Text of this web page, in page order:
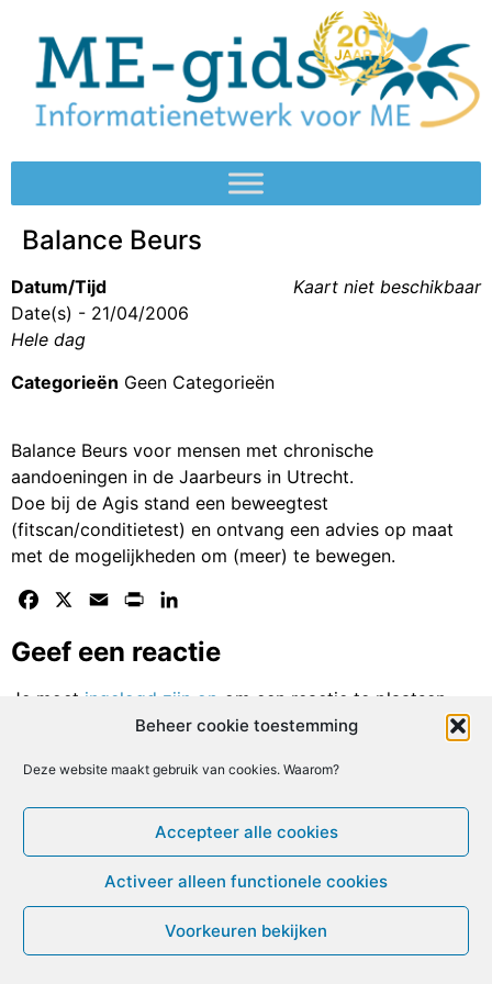
Beheer cookie toestemming
Deze website maakt gebruik van cookies. Waarom?
Accepteer alle cookies
Activeer alleen functionele cookies
Voorkeuren bekijken
Balance Beurs
Kaart niet beschikbaar
Datum/Tijd
Date(s) - 21/04/2006
Hele dag
Categorieën Geen Categorieën
Balance Beurs voor mensen met chronische
aandoeningen in de Jaarbeurs in Utrecht.
Doe bij de Agis stand een beweegtest
(fitscan/conditietest) en ontvang een advies op maat
met de mogelijkheden om (meer) te bewegen.
Facebook Email Print
Geef een reactie
Je moet ingelogd zijn op om een reactie te plaatsen.
Dirk Ghijs